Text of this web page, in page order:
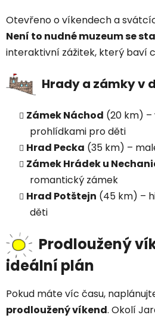
Otevřeno o víkendech a
Není to nudné muzeum se
interaktivní zážitek, který baví
Hrady a zámky v
Zámek Náchod (20 km) –
prohlídkami pro děti
Hrad Pecka (35 km) –
Zámek Hrádek u
romantický zámek
Hrad Potštejn (45 km) –
děti
Prodloužený
ideální plán
Pokud máte víc času,
prodloužený víkend. Okolí